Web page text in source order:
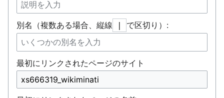
別名（複数ある場合、縦線 | で区切り）:
最初にリンクされたページのサイト